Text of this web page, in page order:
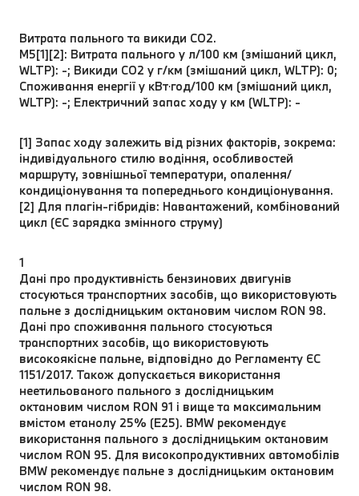
Витрата пального та викиди CO2.
M5[1][2]: Витрата пального у л/100 км (змішаний цикл,
WLTP): -; Викиди CO2 у г/км (змішаний цикл, WLTP): 0;
Споживання енергії у кВт⋅год/100 км (змішаний цикл,
WLTP): -; Електричний запас ходу у км (WLTP): -
[1] Запас ходу залежить від різних факторів, зокрема:
індивідуального стилю водіння, особливостей
маршруту, зовнішньої температури, опалення/
кондиціонування та попереднього кондиціонування.
[2] Для плагін-гібридів: Навантажений, комбінований
цикл (ЄC зарядка змінного струму)
1
Дані про продуктивність бензинових двигунів
стосуються транспортних засобів, що використовують
пальне з дослідницьким октановим числом RON 98.
Дані про споживання пального стосуються
транспортних засобів, що використовують
високоякісне пальне, відповідно до Регламенту ЄС
1151/2017. Також допускається використання
неетильованого пального з дослідницьким
октановим числом RON 91 і вище та максимальним
вмістом етанолу 25% (E25). BMW рекомендує
використання пального з дослідницьким октановим
числом RON 95. Для високопродуктивних автомобілів
BMW рекомендує пальне з дослідницьким октановим
числом RON 98.